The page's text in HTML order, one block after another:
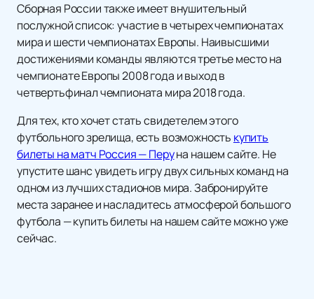
Сборная России также имеет внушительный
послужной список: участие в четырех чемпионатах
мира и шести чемпионатах Европы. Наивысшими
достижениями команды являются третье место на
чемпионате Европы 2008 года и выход в
четвертьфинал чемпионата мира 2018 года.
Для тех, кто хочет стать свидетелем этого
футбольного зрелища, есть возможность купить
билеты на матч Россия — Перуна нашем сайте. Не
упустите шанс увидеть игру двух сильных команд на
одном из лучших стадионов мира. Забронируйте
места заранее и насладитесь атмосферой большого
футбола — купить билеты на нашем сайте можно уже
сейчас.